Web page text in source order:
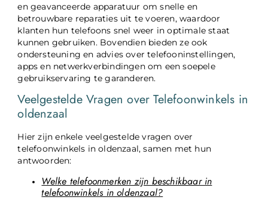
en geavanceerde apparatuur om snelle en
betrouwbare reparaties uit te voeren, waardoor
klanten hun telefoons snel weer in optimale staat
kunnen gebruiken. Bovendien bieden ze ook
ondersteuning en advies over telefooninstellingen,
apps en netwerkverbindingen om een ​​soepele
gebruikservaring te garanderen.
Veelgestelde Vragen over Telefoonwinkels in
oldenzaal
Hier zijn enkele veelgestelde vragen over
telefoonwinkels in oldenzaal, samen met hun
antwoorden:
Welke telefoonmerken zijn beschikbaar in
telefoonwinkels in oldenzaal?